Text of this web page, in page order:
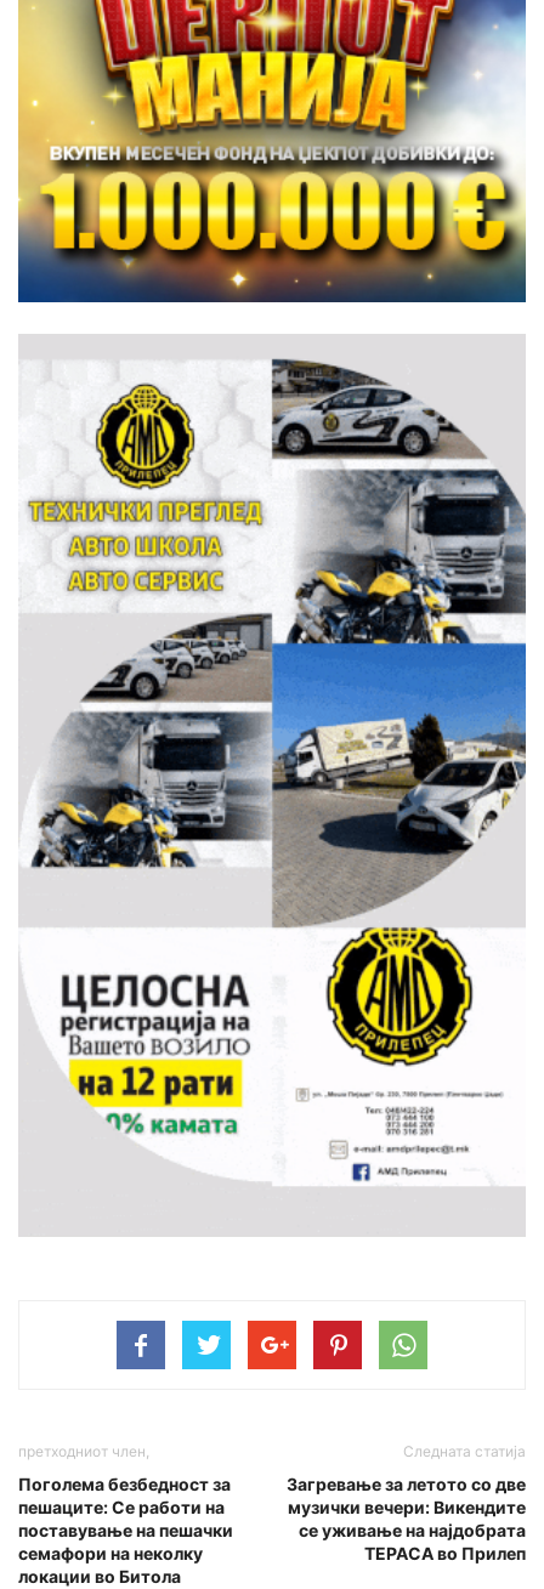
претходниот член,
Поголема безбедност за
пешаците: Се работи на
поставување на пешачки
семафори на неколку
локации во Битола
Следната статија
Загревање за летото со две
музички вечери: Викендите
се уживање на најдобрата
ТЕРАСА во Прилеп